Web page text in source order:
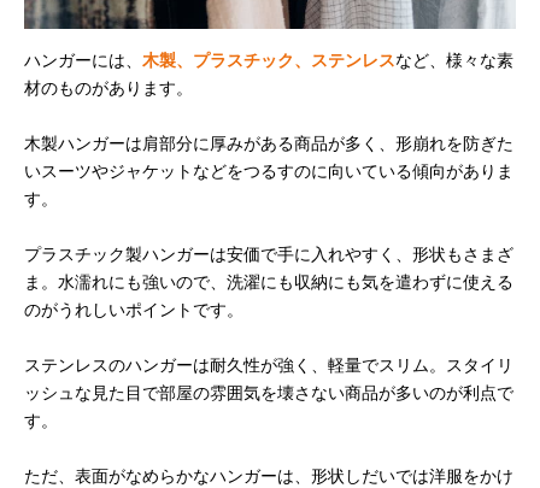
ハンガーには、 木製、プラスチック、ステンレスなど、様々な素
材のものがあります。
木製ハンガーは肩部分に厚みがある商品が多く、形崩れを防ぎた
いスーツやジャケットなどをつるすのに向いている傾向がありま
す。
プラスチック製ハンガーは安価で手に入れやすく、形状もさまざ
ま。水濡れにも強いので、洗濯にも収納にも気を遣わずに使える
のがうれしいポイントです。
ステンレスのハンガーは耐久性が強く、軽量でスリム。スタイリ
ッシュな見た目で部屋の雰囲気を壊さない商品が多いのが利点で
す。
ただ、表面がなめらかなハンガーは、形状しだいでは洋服をかけ